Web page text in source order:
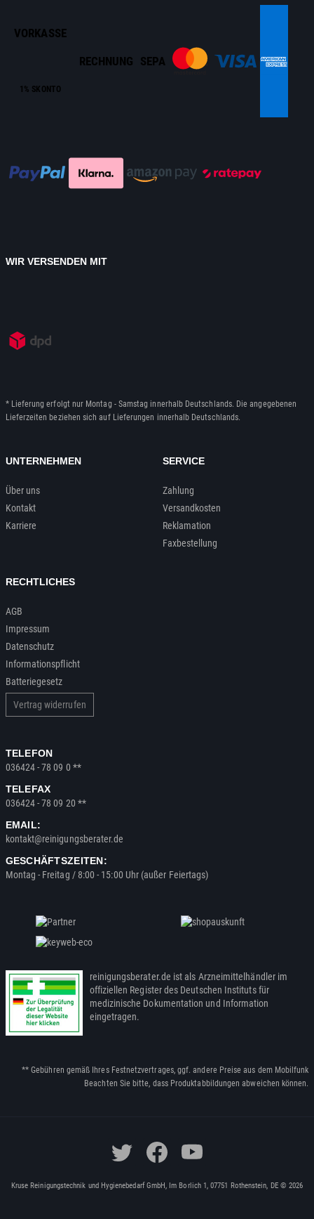
VORKASSE
1% SKONTO
RECHNUNG SEPA
WIR VERSENDEN MIT
* Lieferung erfolgt nur Montag - Samstag innerhalb Deutschlands. Die angegebenen
Lieferzeiten beziehen sich auf Lieferungen innerhalb Deutschlands.
UNTERNEHMEN
Über uns
Kontakt
Karriere
SERVICE
Zahlung
Versandkosten
Reklamation
Faxbestellung
RECHTLICHES
AGB
Impressum
Datenschutz
Informationspflicht
Batteriegesetz
Vertrag widerrufen
TELEFON
036424 - 78 09 0 **
TELEFAX
036424 - 78 09 20 **
EMAIL:
kontakt@reinigungsberater.de
GESCHÄFTSZEITEN:
Montag - Freitag / 8:00 - 15:00 Uhr (außer Feiertags)
reinigungsberater.de ist als Arzneimittelhändler im
offiziellen Register des Deutschen Instituts für
medizinische Dokumentation und Information
eingetragen.
** Gebühren gemäß Ihres Festnetzvertrages, ggf. andere Preise aus dem Mobilfunk
Beachten Sie bitte, dass Produktabbildungen abweichen können.
Kruse Reinigungstechnik und Hygienebedarf GmbH, Im Borlich 1, 07751 Rothenstein, DE © 2026